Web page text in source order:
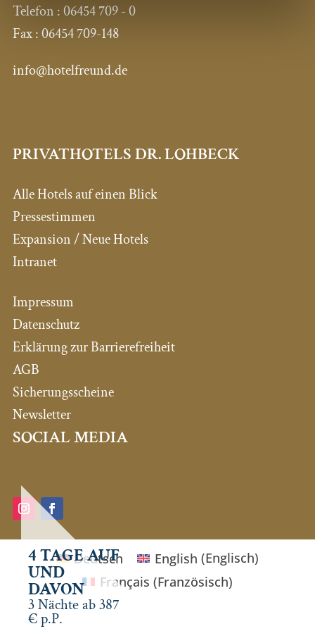
4 TAGE AUF
UND
DAVON
3 Nächte ab 387
€ p.P.
Telefon :06454 709 - 0
Fax :06454 709-148
info@hotelfreund.de
PRIVATHOTELS DR. LOHBECK
Alle Hotels auf einen Blick
Pressestimmen
Expansion / Neue Hotels
Intranet
Impressum
Datenschutz
Erklärung zur Barrierefreiheit
AGB
Sicherungsscheine
Newsletter
SOCIAL MEDIA
Deutsch English (Englisch)
Français (Französisch)